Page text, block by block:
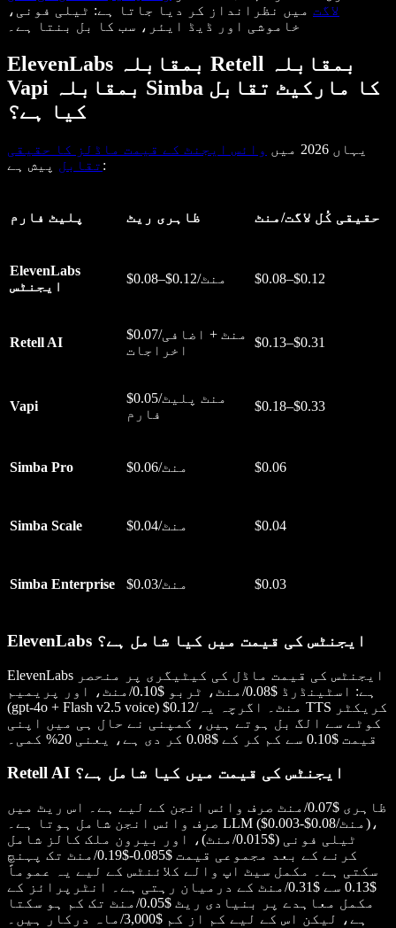
لاگت میں نظرانداز کر دیا جاتا ہے: ٹیلی فونی،
خاموشی اور ڈیڈ ایئر، سب کا بل بنتا ہے۔
ElevenLabs بمقابلہ Retell بمقابلہ
Vapi بمقابلہ Simba کا مارکیٹ تقابل
کیا ہے؟
یہاں 2026 میں
وائس ایجنٹ کے قیمت ماڈلز کا حقیقی
تقابل پیش ہے:
پلیٹ فارم ظاہری ریٹ حقیقی کُل لاگت/منٹ
ElevenLabs
ایجنٹس
$0.08–$0.12/منٹ $0.08–$0.12
Retell AI
$0.07/منٹ + اضافی
اخراجات
$0.13–$0.31
Vapi
$0.05/منٹ پلیٹ
فارم
$0.18–$0.33
Simba Pro $0.06/منٹ $0.06
Simba Scale $0.04/منٹ $0.04
Simba Enterprise $0.03/منٹ $0.03
ElevenLabs ایجنٹس کی قیمت میں کیا شامل ہے؟
ElevenLabs ایجنٹس کی قیمت ماڈل کی کیٹیگری پر منحصر
ہے: اسٹینڈرڈ $0.08/منٹ، ٹربو $0.10/منٹ، اور پریمیم
(gpt-4o + Flash v2.5 voice) $0.12/منٹ۔ اگرچہ یہ TTS کریکٹر
کوٹے سے الگ بل ہوتے ہیں، کمپنی نے حال ہی میں اپنی
قیمت $0.10 سے کم کر کے $0.08 کر دی ہے، یعنی 20% کمی۔
Retell AI ایجنٹس کی قیمت میں کیا شامل ہے؟
ظاہری $0.07/منٹ صرف وائس انجن کے لیے ہے۔ اس ریٹ میں
صرف وائس انجن شامل ہوتا ہے۔ LLM ($0.003-$0.08/منٹ)،
ٹیلی فونی ($0.015/منٹ)، اور بیرون ملک کالز شامل
کرنے کے بعد مجموعی قیمت $0.085-$0.19/منٹ تک پہنچ
سکتی ہے۔ مکمل سیٹ اپ والے کلائنٹس کے لیے یہ عموماً
$0.13 سے $0.31/منٹ کے درمیان رہتی ہے۔ انٹرپرائز کے
مکمل معاہدے پر بنیادی ریٹ $0.05/منٹ تک کم ہو سکتا
ہے، لیکن اس کے لیے کم از کم $3,000/ماہ درکار ہیں۔